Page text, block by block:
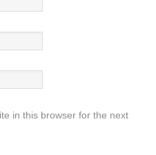
in this browser for the next